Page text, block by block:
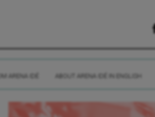
OM ARENA IDÉ ABOUT ARENA IDÉ IN ENGLISH